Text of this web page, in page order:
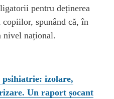
pentru deținerea
spunând că, în
nivel național.
izolare,
Un raport șocant